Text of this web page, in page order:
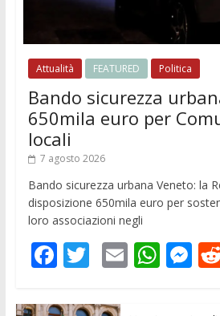
Attualità FEATURED Politica
Bando sicurezza
650mila euro per
locali
7 agosto 2026
Bando sicurezza urbana Veneto: la
disposizione 650mila euro per
loro associazioni negli
F
e
T
itt
E W M
ss